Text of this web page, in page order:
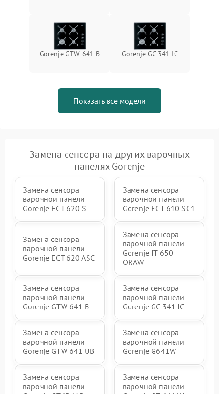
Gorenje GTW 641 B Gorenje GC 341 IC
Показать все модели
Замена сенсора на других варочных
панелях Gorenje
Замена сенсора
варочной панели
Gorenje ECT 620 S
Замена сенсора
варочной панели
Gorenje ECT 610 SC1
Замена сенсора
варочной панели
Gorenje ECT 620 ASC
Замена сенсора
варочной панели
Gorenje IT 650
ORAW
Замена сенсора
варочной панели
Gorenje GTW 641 B
Замена сенсора
варочной панели
Gorenje GC 341 IC
Замена сенсора
варочной панели
Gorenje GTW 641 UB
Замена сенсора
варочной панели
Gorenje G641W
Замена сенсора
варочной панели
Замена сенсора
варочной панели